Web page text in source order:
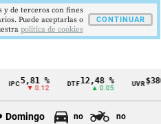
5,81 %
▼ 0.12
DTF12,48 %
▲ 0.05
UVR
Domingo no no
y de terceros con fines
Puede aceptarlas o
politica de cookies
CONTINUAR